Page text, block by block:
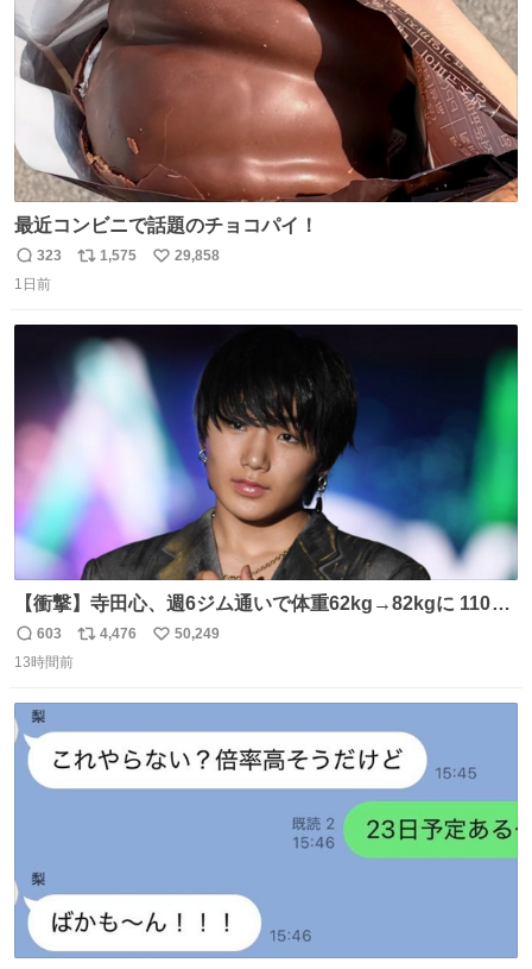
最近コンビニで話題のチョコパイ！
返
信
323
リ
ト
数
1,575
い
29,858
1日前
【衝撃】寺田心、週6ジム通いで体重62kg→82kgに 110kg
のベンチプレス持ち上げる姿披露
news.livedoor.com/article/detail… 元々自重のみだった
のためおにぎり10個、ゼリー飲料3～4本、パスタと毎日4
千kcalオーバーの食事を摂取し、増量したという。
返
信
603
リ
数
4,476
い
50,249
13時間前